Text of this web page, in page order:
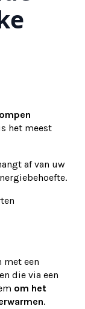
het meest
af van uw
met een
die via een
om het
.